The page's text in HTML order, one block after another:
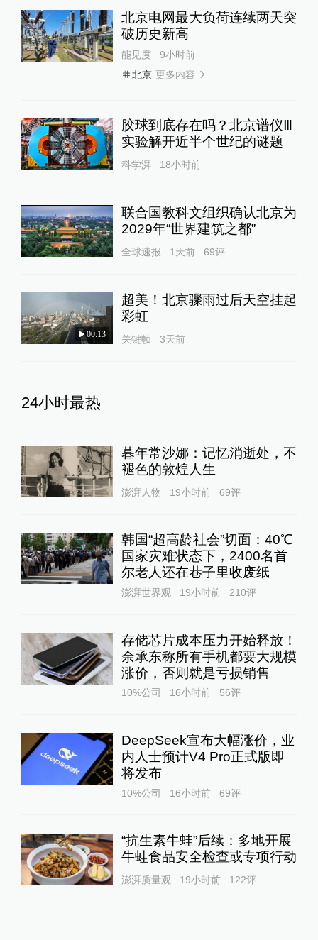
北京电网最大负荷连续两天突
破历史新高
能见度
9小时前
北京 更多内容
胶球到底存在吗？北京谱仪Ⅲ
实验解开近半个世纪的谜题
科学湃 18小时前
联合国教科文组织确认北京为
2029年“世界建筑之都”
全球速报 1天前 69评
00:13
超美！北京骤雨过后天空挂起
彩虹
关键帧 3天前
24小时最热
暮年常沙娜：记忆消逝处，不
褪色的敦煌人生
澎湃人物 19小时前 69评
韩国“超高龄社会”切面：40℃
国家灾难状态下，2400名首
尔老人还在巷子里收废纸
澎湃世界观 19小时前 210评
存储芯片成本压力开始释放！
余承东称所有手机都要大规模
涨价，否则就是亏损销售
10%公司 16小时前 56评
DeepSeek宣布大幅涨价，业
内人士预计V4 Pro正式版即
将发布
10%公司 16小时前 69评
“抗生素牛蛙”后续：多地开展
牛蛙食品安全检查或专项行动
澎湃质量观 19小时前 122评